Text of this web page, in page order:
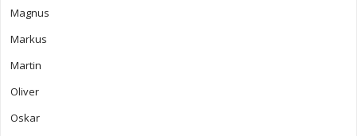
Magnus
Markus
Martin
Oliver
Oskar